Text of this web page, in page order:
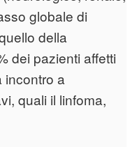
globale di
della
dei pazienti affetti
incontro a
quali il linfoma,